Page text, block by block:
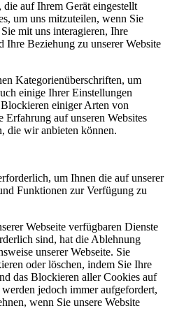
auf Ihrem Gerät eingestellt
um uns mitzuteilen, wenn Sie
mit uns interagieren, Ihre
Ihre Beziehung zu unserer Website
Kategorienüberschriften, um
einige Ihrer Einstellungen
Blockieren einiger Arten von
auf unseren Websites
die wir anbieten können.
um Ihnen die auf unserer
Funktionen zur Verfügung zu
Webseite verfügbaren Dienste
sind, hat die Ablehnung
unserer Webseite. Sie
oder löschen, indem Sie Ihre
das Blockieren aller Cookies auf
jedoch immer aufgefordert,
wenn Sie unsere Website